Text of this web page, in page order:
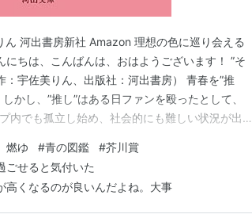
河出書房新社 Amazon 理想の色に巡り会える
ちは、こんばんは、おはようございます！ ”そ
宇佐美りん、出版社：河出書房） 青春を”推
かし、”推し”はある日ファンを殴ったとして、
内でも孤立し始め、社会的にも難しい状況が出て
文庫) 作者:宇佐見りん 河出書房新社 Amazon 読
燃ゆ #青の図鑑 #芥川賞
ごせると気付いた
高くなるのが良いんだよね。大事